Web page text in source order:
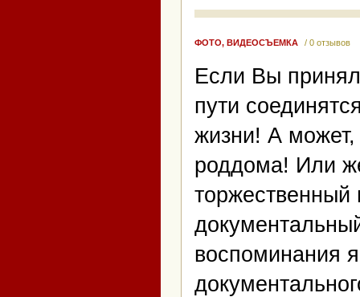
ФОТО, ВИДЕОСЪЕМКА / 0 отзывов
Если Вы
пути
жизни! А может,
роддома! Или
торжественный
воспоминания